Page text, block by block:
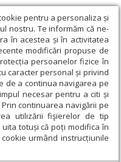
pentru a personaliza și
nostru. Te informăm că ne-
în acestea și în activitatea
modificări propuse de
persoanelor fizice în
caracter personal și privind
de a continua navigarea pe
necesar pentru a citi și
continuarea navigării pe
utilizării fişierelor de tip
totuși că poți modifica în
urmând instrucțiunile
› Preotul Vasile Profir sub